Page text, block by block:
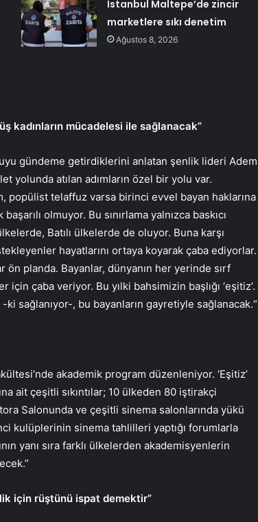
İstanbul Maltepe’de zincir
marketlere sıkı denetim
Ağustos 8, 2026
kadınların mücadelesi ile sağlanacak”
gündeme getirdiklerini anlatan şenlik lideri Adem
yolunda atılan adımların özel bir yolu var.
popülist telaffuz varsa birinci evvel bayan haklarına
olmuyor. Bu sınırlama yalnızca baskıcı
Batılı ülkelerde de oluyor. Buna karşı
hayatlarını ortaya koyarak çaba ediyorlar.
ön planda. Bayanlar, dünyanın her yerinde sırf
çaba veriyor. Bu yılki bahsimizin başlığı ‘eşitiz’.
sağlanıyor-, bu bayanların gayretiyle sağlanacak.“
akademik program düzenleniyor. ‘Eşitiz’
ait çeşitli sıkıntılar; 10 ülkeden 80 iştirakçi
Salonunda ve çeşitli sinema salonlarında yükü
kulüplerinin sinema tahlilleri yaptığı forumlarla
yanı sıra farklı ülkelerden akademisyenlerin
için rüştünü ispat demektir”